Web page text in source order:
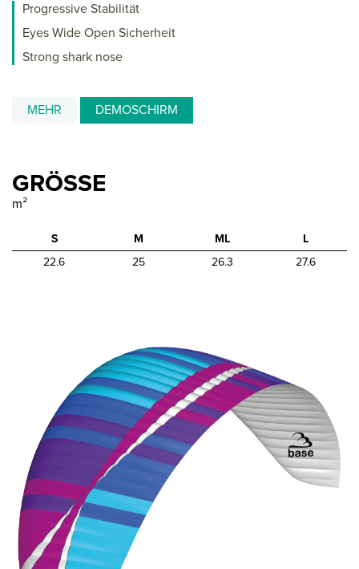
Progressive Stabilität
Eyes Wide Open Sicherheit
Strong shark nose
MEHR DEMOSCHIRM
GRÖSSE
m²
S M ML
L
22.6
25 26.3 27.6